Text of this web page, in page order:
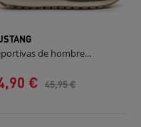
de hombre...
€ 45,95 €